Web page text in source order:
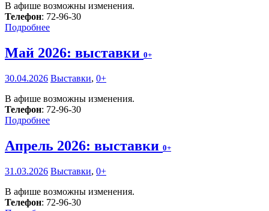
В афише возможны изменения.
Телефон: 72-96-30
Подробнее
Май 2026: выставки 0+
30.04.2026 Выставки, 0+
В афише возможны изменения.
Телефон: 72-96-30
Подробнее
Апрель 2026: выставки 0+
31.03.2026 Выставки, 0+
В афише возможны изменения.
Телефон: 72-96-30